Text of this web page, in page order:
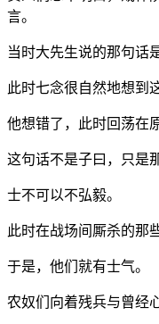
言。
当时大先生说的那句话
此时七念很自然地想到
他想错了，此时回荡在
这句话不是子曰，只是
士不可以不弘毅。
此时在战场间厮杀的那
于是，他们就有士气。
农奴们向着残兵与曾经